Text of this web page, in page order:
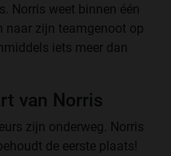
Norris weet binnen één
naar zijn teamgenoot op
iets meer dan
van Norris
zijn onderweg. Norris
de eerste plaats!